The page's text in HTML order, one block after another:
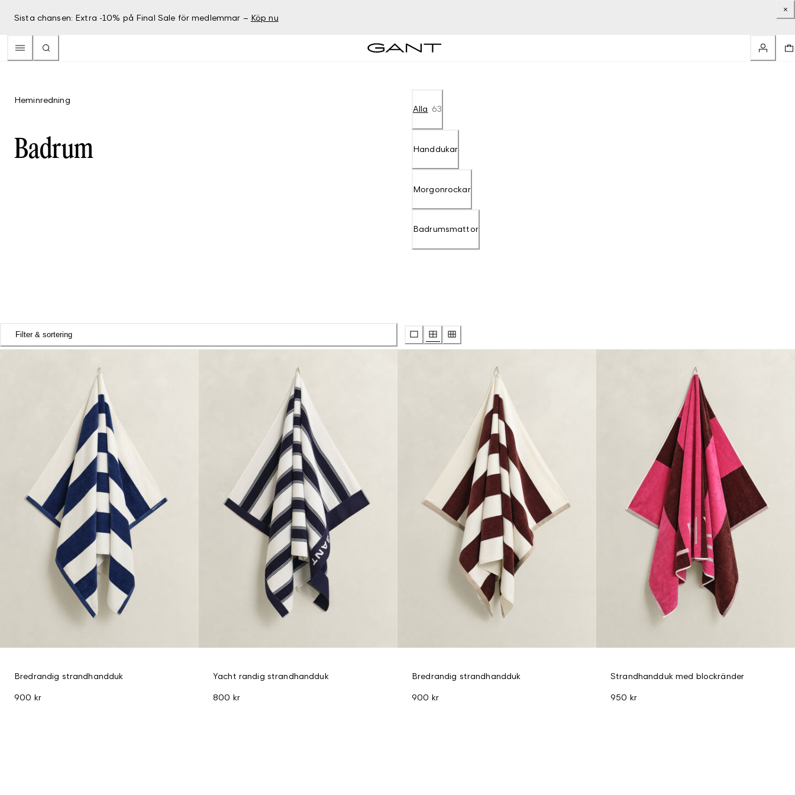
Sista chansen: Extra -10% på Final Sale för medlemmar – Köp nu
Heminredning
Badrum
Alla 63
Handdukar
Morgonrockar
Badrumsmattor
Filter & sortering
Bredrandig strandhandduk
900 kr
Yacht randig strandhandduk
800 kr
Bredrandig strandhandduk
900 kr
Strandhandduk med blockränder
950 kr